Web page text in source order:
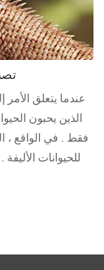
عندما يتعلق الأمر
الذين يحبون
فقط . في الواقع ،
للحيوانات